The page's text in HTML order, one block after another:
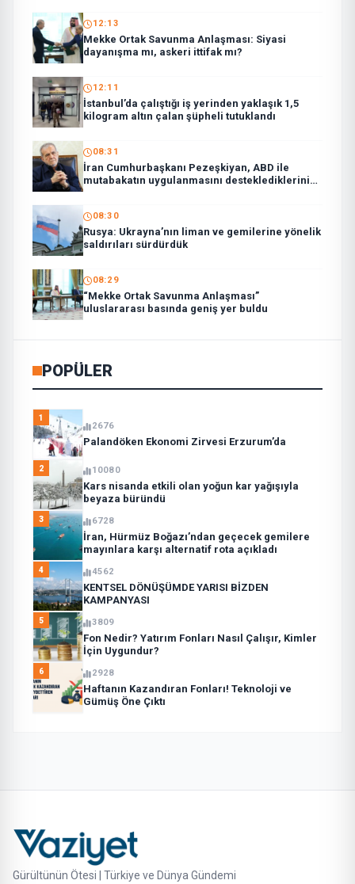
12:13
Mekke Ortak Savunma Anlaşması: Siyasi
dayanışma mı, askeri ittifak mı?
12:11
İstanbul’da çalıştığı iş yerinden yaklaşık 1,5
kilogram altın çalan şüpheli tutuklandı
08:31
İran Cumhurbaşkanı Pezeşkiyan, ABD ile
mutabakatın uygulanmasını desteklediklerini
08:30
Rusya: Ukrayna’nın liman ve gemilerine yönelik
saldırıları sürdürdük
08:29
“Mekke Ortak Savunma Anlaşması”
uluslararası basında geniş yer buldu
POPÜLER
1
2676
Palandöken Ekonomi Zirvesi Erzurum’da
2 10080
Kars nisanda etkili olan yoğun kar yağışıyla
beyaza büründü
3 6728
İran, Hürmüz Boğazı’ndan geçecek gemilere
mayınlara karşı alternatif rota açıkladı
4 4562
KENTSEL DÖNÜŞÜMDE YARISI BİZDEN
KAMPANYASI
5 3809
Fon Nedir? Yatırım Fonları Nasıl Çalışır, Kimler
İçin Uygundur?
6 2928
Haftanın Kazandıran Fonları! Teknoloji ve
Gümüş Öne Çıktı
Gürültünün Ötesi | Türkiye ve Dünya Gündemi